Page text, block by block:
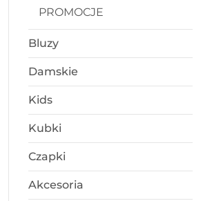
PROMOCJE
Bluzy
Damskie
Kids
Kubki
Czapki
Akcesoria